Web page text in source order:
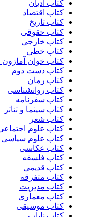
کتاب ادیان
کتاب اقتصاد
کتاب تاریخ
کتاب حقوقی
کتاب خارجی
کتاب خطی
کتاب خوان آمازون
کتاب دست دوم
کتاب رمان
کتاب روانشناسی
کتاب سفرنامه
کتاب سینما و تئاتر
کتاب شعر
کتاب علوم
کتاب علوم سیاسی
کتاب عکاسی
کتاب فلسفه
کتاب قدیمی
کتاب متفرقه
کتاب مدیریت
کتاب معماری
کتاب موسیقی